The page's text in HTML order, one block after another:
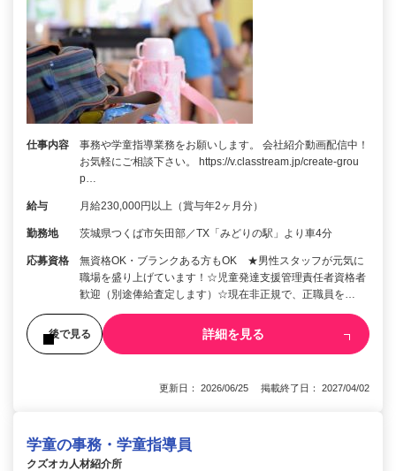
仕事内容
事務や学童指導業務をお願いします。 会社紹介動画配信中！
お気軽にご相談下さい。 https://v.classtream.jp/create-grou
p…
給与 月給230,000円以上（賞与年2ヶ月分）
勤務地 茨城県つくば市矢田部／TX「みどりの駅」より車4分
応募資格
無資格OK・ブランクある方もOK ★男性スタッフが元気に
職場を盛り上げています！☆児童発達支援管理責任者資格者
歓迎（別途俸給査定します）☆現在非正規で、正職員を…
後で見る 詳細を見る
更新日： 2026/06/25 掲載終了日： 2027/04/02
学童の事務・学童指導員
クズオカ人材紹介所